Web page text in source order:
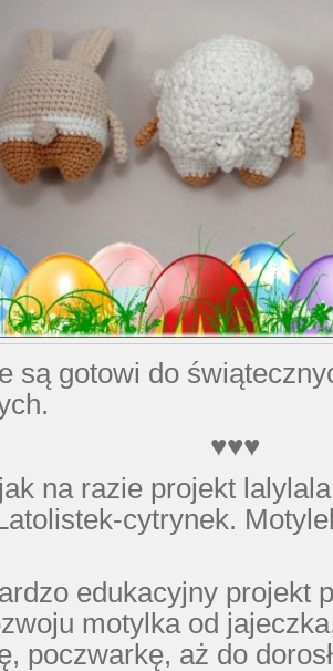
są gotowi do
♥♥♥
na razie projekt
cytrynek.
edukacyjny projekt
motylka od
poczwarkę, aż do